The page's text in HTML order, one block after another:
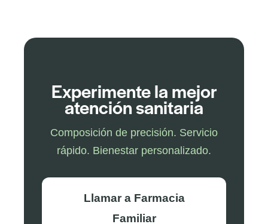
Experimente la mejor
atención sanitaria
Composición de precisión. Servicio
rápido. Bienestar personalizado.
Llamar a Farmacia
Familiar